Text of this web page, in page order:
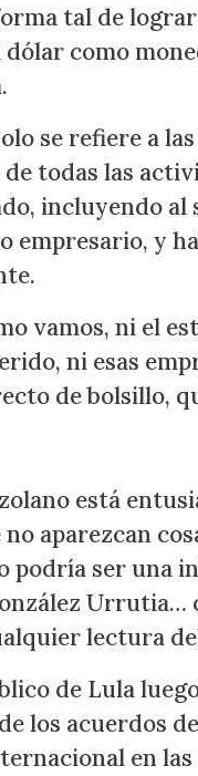
tal de
como
se refiere a
todas las
incluyendo
empresario, y
vamos, ni el
ni esas
de bolsillo,
está
aparezcan
podría ser una
Urrutia…
lectura
de Lula
los acuerdos
en las